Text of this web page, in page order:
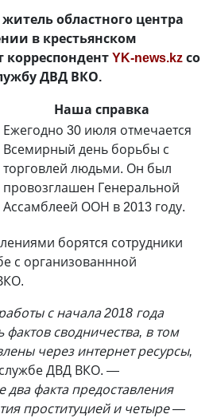
областного центра
в крестьянском
корреспондентYK-news.kzсо
ДВД ВКО.
Наша справка
Ежегодно 30 июля отмечается
Всемирный день борьбы с
торговлей людьми. Он был
провозглашен Генеральной
Ассамблеей ООН в 2013 году.
борятся сотрудники
с организованнной
с начала 2018 года
фактов сводничества, в том
через интернет ресурсы,
ДВД ВКО. —
два факта предоставления
проституцией и четыре —